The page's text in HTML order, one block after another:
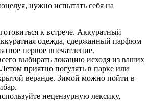
нужно испытать себя на
к встрече. Аккуратный
одежда, сдержанный парфюм
первое впечатление.
выбирать локацию исходя из ваших
приятно погулять в парке или
веранде. Зимой можно пойти в
нецензурную лексику,